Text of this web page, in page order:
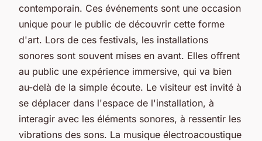
contemporain. Ces événements sont une occasion
unique pour le public de découvrir cette forme
d'art. Lors de ces festivals, les installations
sonores sont souvent mises en avant. Elles offrent
au public une expérience immersive, qui va bien
au-delà de la simple écoute. Le visiteur est invité à
se déplacer dans l'espace de l'installation, à
interagir avec les éléments sonores, à ressentir les
vibrations des sons. La musique électroacoustique